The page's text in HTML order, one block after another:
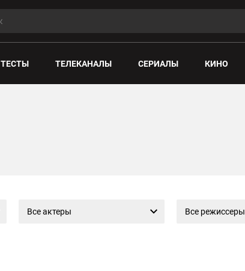
ТЕСТЫ ТЕЛЕКАНАЛЫ СЕРИАЛЫ КИНО
Все актеры Все режиссеры